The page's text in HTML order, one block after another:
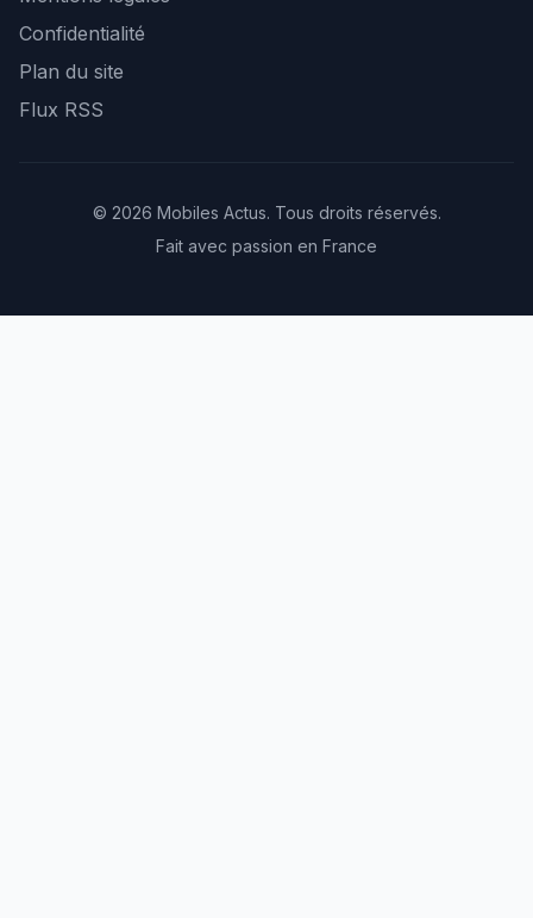
Confidentialité
Plan du site
Flux RSS
© 2026 Mobiles Actus. Tous droits réservés.
Fait avec passion en France